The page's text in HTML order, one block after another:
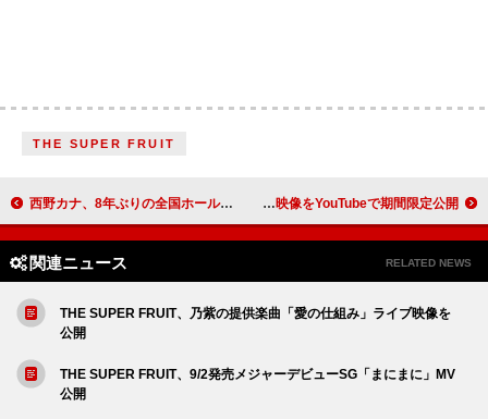
THE SUPER FRUIT
西野カナ、8年ぶりの全国ホールツアー開催決定 あいみょんがボーカルのバンドOJAMASHIMA’s、初ライブの映像をYouTubeで期間限定公開
関連ニュース RELATED NEWS
THE SUPER FRUIT、乃紫の提供楽曲「愛の仕組み」ライブ映像を
公開
THE SUPER FRUIT、9/2発売メジャーデビューSG「まにまに」MV
公開